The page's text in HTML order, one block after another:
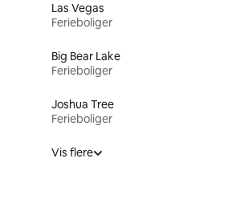
Las Vegas
Ferieboliger
Big Bear Lake
Ferieboliger
Joshua Tree
Ferieboliger
Vis flere